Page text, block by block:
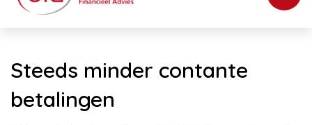
Steeds minder contante
betalingen